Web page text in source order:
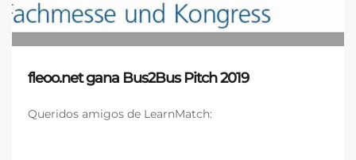
fleoo.net gana Bus2Bus Pitch 2019
Queridos amigos de LearnMatch: